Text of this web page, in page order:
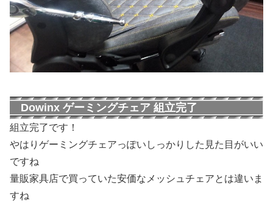
Dowinx ゲーミングチェア 組立完了
組立完了です！
やはりゲーミングチェアっぽいしっかりした見た目がいい
ですね
量販家具店で買っていた安価なメッシュチェアとは違いま
すね